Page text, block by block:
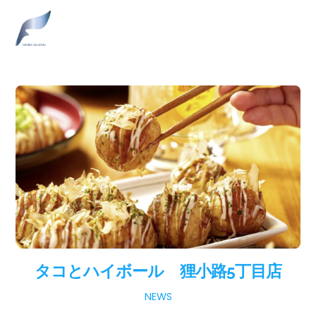
content
タコとハイボール 狸小路5丁目店
NEWS